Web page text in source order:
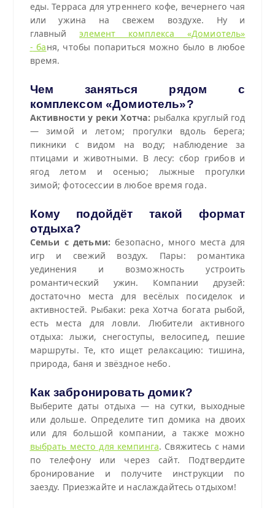
еды. Терраса для утреннего кофе, вечернего чая
или ужина на свежем воздухе. Ну и
главныйэлемент комплекса «Домиотель»
- баня, чтобы попариться можно было в любое
время.
Чем заняться рядом с
комплексом «Домиотель»?
Активности у реки Хотча: рыбалка круглый год
— зимой и летом; прогулки вдоль берега;
пикники с видом на воду; наблюдение за
птицами и животными. В лесу: сбор грибов и
ягод летом и осенью; лыжные прогулки
зимой; фотосессии в любое время года.
Кому подойдёт такой формат
отдыха?
Семьи с детьми: безопасно, много места для
игр и свежий воздух. Пары: романтика
уединения и возможность устроить
романтический ужин. Компании друзей:
достаточно места для весёлых посиделок и
активностей. Рыбаки: река Хотча богата рыбой,
есть места для ловли. Любители активного
отдыха: лыжи, снегоступы, велосипед, пешие
маршруты. Те, кто ищет релаксацию: тишина,
природа, баня и звёздное небо.
Как забронировать домик?
Выберите даты отдыха — на сутки, выходные
или дольше. Определите тип домика на двоих
или для большой компании, а также можно
выбрать место для кемпинга. Свяжитесь с нами
по телефону или через сайт. Подтвердите
бронирование и получите инструкции по
заезду. Приезжайте и наслаждайтесь отдыхом!